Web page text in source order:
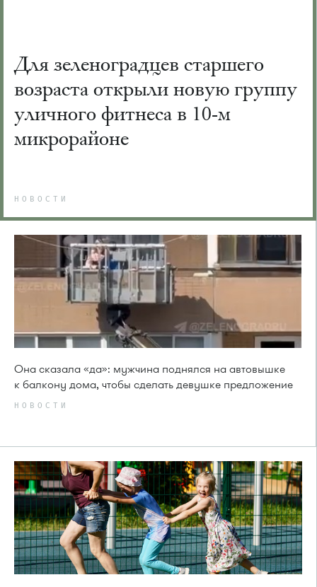
Для зеленоградцев старшего
возраста открыли новую группу
уличного фитнеса в 10-м
микрорайоне
НОВОСТИ
Она сказала «да»: мужчина поднялся на автовышке
к балкону дома, чтобы сделать девушке предложение
НОВОСТИ